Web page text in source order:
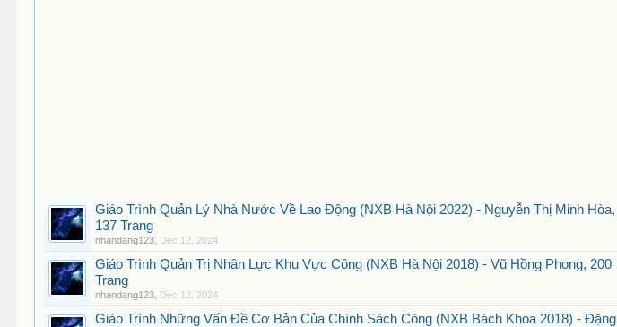
Giáo Trình Quản Lý Nhà Nước Về Lao Động (NXB Hà Nội 2022) - Nguyễn Thị Minh Hòa,
137 Trang
nhandang123 Dec 12, 2024
Giáo Trình Quản Trị Nhân Lực Khu Vực Công (NXB Hà Nội 2018) - Vũ Hồng Phong, 200
Trang
nhandang123 Dec 12, 2024
Giáo Trình Những Vấn Đề Cơ Bản Của Chính Sách Công (NXB Bách Khoa 2018) - Đặng